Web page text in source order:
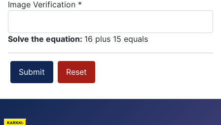
Image Verification *
Solve the equation: 16 plus 15 equals
Submit Reset